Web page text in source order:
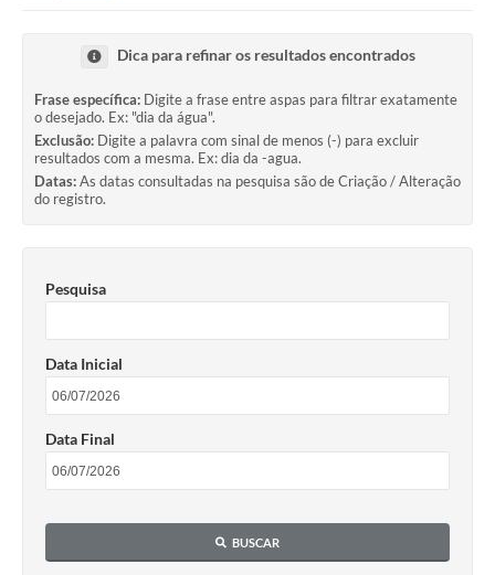
Tarifa de água
Audiências Públicas
Contato
Contas Públicas
Contratos
Legislação
Galeria de Fotos
Galeria de Vídeos
Setores
Dica para refinar os resultados encontrados
Frase específica: Digite a frase entre aspas para filtrar exatamente
o desejado. Ex: "dia da água".
Exclusão: Digite a palavra com sinal de menos (-) para excluir
resultados com a mesma. Ex: dia da -agua.
Datas:As datas consultadas na pesquisa são de Criação / Alteração
do registro.
Pesquisa
Data Inicial
Data Final
BUSCAR